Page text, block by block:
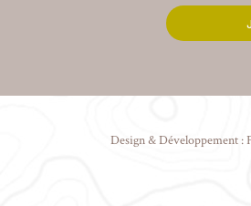
Design & Développement :